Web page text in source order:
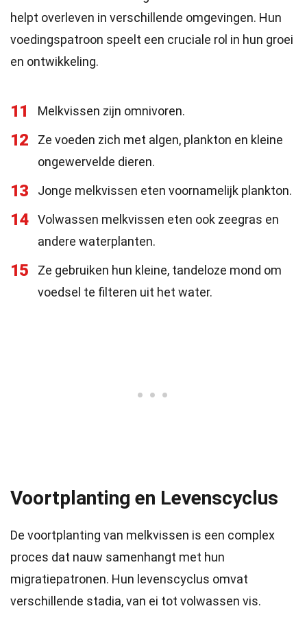
helpt overleven in verschillende omgevingen. Hun
voedingspatroon speelt een cruciale rol in hun groei
en ontwikkeling.
11 Melkvissen zijn omnivoren.
12
Ze voeden zich met algen, plankton en kleine
ongewervelde dieren.
13 Jonge melkvissen eten voornamelijk plankton.
14
Volwassen melkvissen eten ook zeegras en
andere waterplanten.
15
Ze gebruiken hun kleine, tandeloze mond om
voedsel te filteren uit het water.
Voortplanting en Levenscyclus
De voortplanting van melkvissen is een complex
proces dat nauw samenhangt met hun
migratiepatronen. Hun levenscyclus omvat
verschillende stadia, van ei tot volwassen vis.